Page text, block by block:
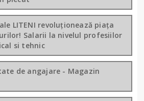
LITENI revoluționează piața
Salarii la nivelul profesiilor
si tehnic
de angajare - Magazin